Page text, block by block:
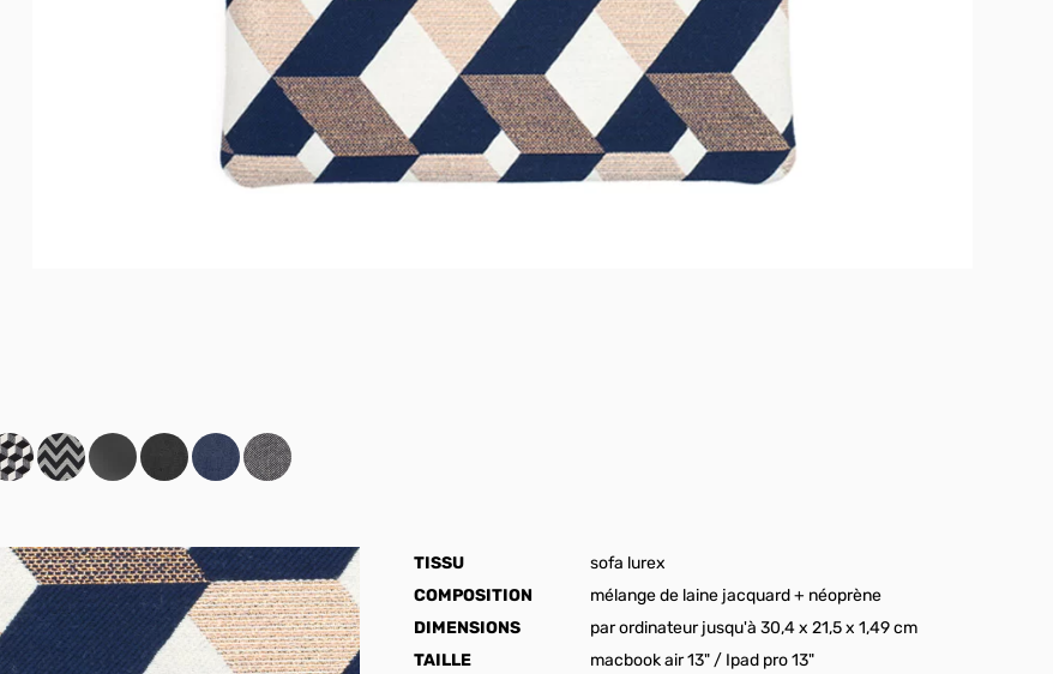
TISSU
sofa lurex
COMPOSITION
mélange de laine jacquard + néoprène
DIMENSIONS
par ordinateur jusqu'à 30,4 x 21,5 x 1,49 cm
TAILLE
macbook air 13" / Ipad pro 13"